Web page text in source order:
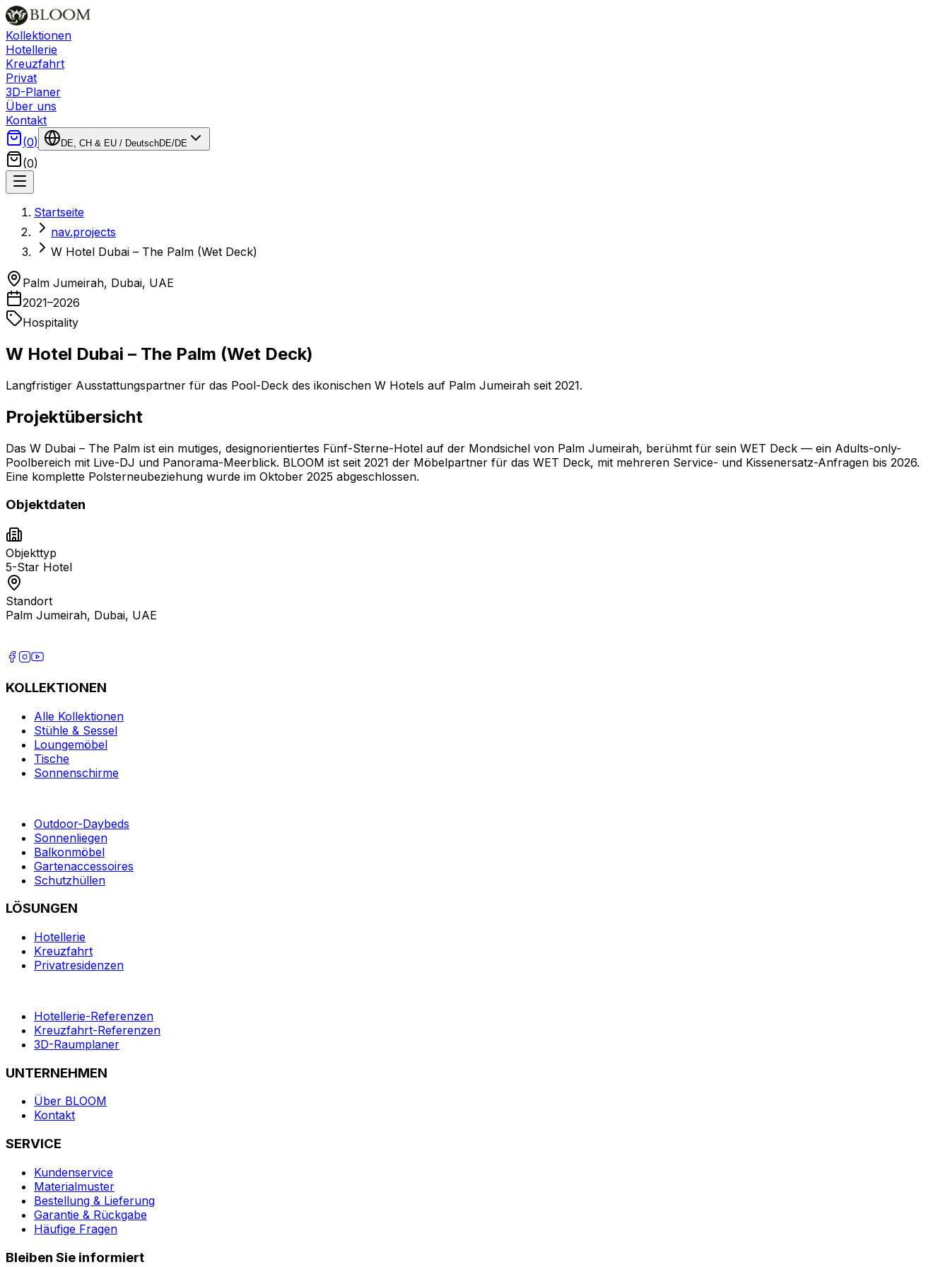
Kollektionen
Hotellerie
Kreuzfahrt
Privat
3D-Planer
Über uns
Kontakt
(0) DE, CH & EU / DeutschDE/DE
(0)
Startseite
nav.projects
W Hotel Dubai – The Palm (Wet Deck)
Palm Jumeirah, Dubai, UAE
2021–2026
Hospitality
W Hotel Dubai – The Palm (Wet Deck)
Langfristiger Ausstattungspartner für das Pool-Deck des ikonischen W Hotels auf Palm Jumeirah seit 2021.
Projektübersicht
Das W Dubai – The Palm ist ein mutiges, designorientiertes Fünf-Sterne-Hotel auf der Mondsichel von Palm Jumeirah, berühmt für sein WET Deck — ein Adults-only-
Poolbereich mit Live-DJ und Panorama-Meerblick. BLOOM ist seit 2021 der Möbelpartner für das WET Deck, mit mehreren Service- und Kissenersatz-Anfragen bis 2026.
Eine komplette Polsterneubeziehung wurde im Oktober 2025 abgeschlossen.
Objektdaten
Objekttyp
5-Star Hotel
Standort
Palm Jumeirah, Dubai, UAE
KOLLEKTIONEN
Alle Kollektionen
Stühle & Sessel
Loungemöbel
Tische
Sonnenschirme
Outdoor-Daybeds
Sonnenliegen
Balkonmöbel
Gartenaccessoires
Schutzhüllen
LÖSUNGEN
Hotellerie
Kreuzfahrt
Privatresidenzen
Hotellerie-Referenzen
Kreuzfahrt-Referenzen
3D-Raumplaner
UNTERNEHMEN
Über BLOOM
Kontakt
SERVICE
Kundenservice
Materialmuster
Bestellung & Lieferung
Garantie & Rückgabe
Häufige Fragen
Bleiben Sie informiert